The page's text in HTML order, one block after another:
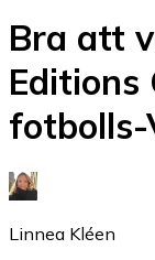
Bra att
Editions
fotbolls-
Linnea Kléen